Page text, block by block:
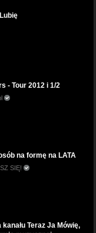
- Tour 2012 i 1/2
na formę na LATA
SIĘ!
Teraz Ja Mówię,